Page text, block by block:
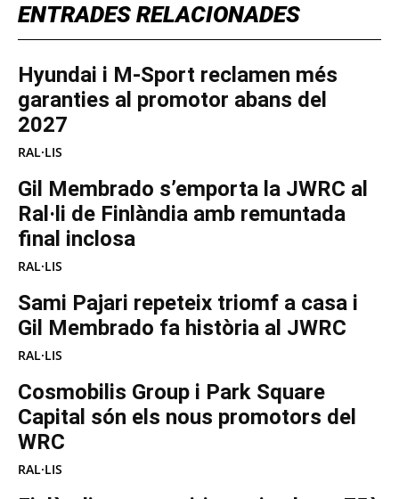
ENTRADES RELACIONADES
Hyundai i M-Sport reclamen més
garanties al promotor abans del
2027
RAL·LIS
Gil Membrado s’emporta la JWRC al
Ral·li de Finlàndia amb remuntada
final inclosa
RAL·LIS
Sami Pajari repeteix triomf a casa i
Gil Membrado fa història al JWRC
RAL·LIS
Cosmobilis Group i Park Square
Capital són els nous promotors del
WRC
RAL·LIS